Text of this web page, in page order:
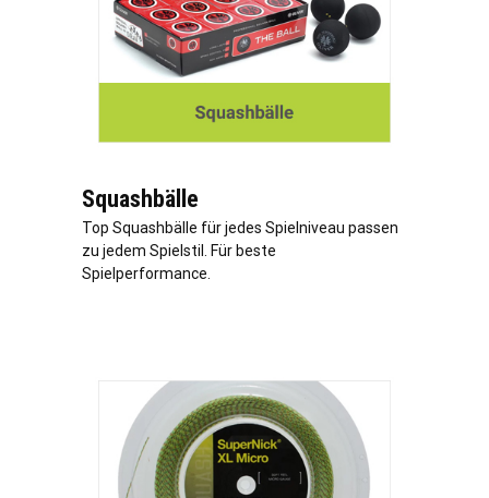
Squashbälle
Top Squashbälle für jedes Spielniveau passen
zu jedem Spielstil. Für beste
Spielperformance.